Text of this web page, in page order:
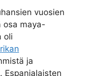
vuosien
osa maya-
oli
ja
Espanjalaisten